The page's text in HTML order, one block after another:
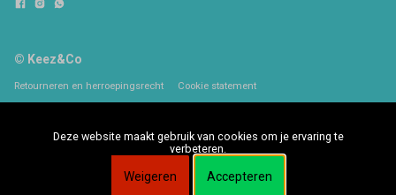
© Keez&Co
Retourneren en herroepingsrecht Cookie statement
Deze website maakt gebruik van cookies om je ervaring te
verbeteren.
Weigeren Accepteren